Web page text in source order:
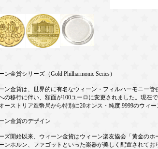
ン金貨シリーズ（Gold Philharmonic Series）
ン金貨は、世界的に有名なウィーン・フィルハーモニー
の移行に伴い、額面が100ユーロに変更されました。現在
ーストリア造幣局から特別に20オンス・純度.9999のウィー
ン金貨のデザイン
ズ開始以来、ウィーン金貨はウィーン楽友協会「黄金の
ンホルン、ファゴットといった楽器が美しく配置されて